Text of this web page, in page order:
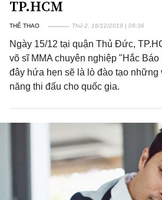
TP.HCM
THỂ THAO Thứ 2, 16/12/2019 | 09:36
Ngày 15/12 tại quận Thủ Đức,
võ sĩ MMA chuyên nghiệp "Hắc
đây hứa hẹn sẽ là lò đào tạo những
năng thi đấu cho quốc gia.